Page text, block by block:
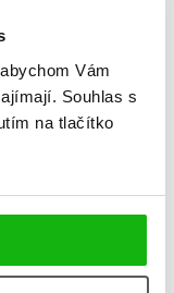
Vám
Souhlas s
na tlačítko